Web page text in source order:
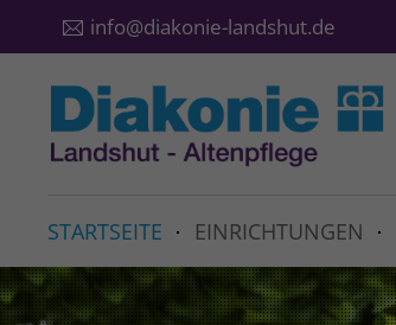
info@diakonie-landshut.de
STARTSEITE EINRICHTUNGEN